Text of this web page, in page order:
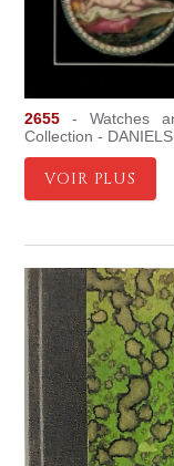
2655 - Watches
Collection -
VOIR PLUS